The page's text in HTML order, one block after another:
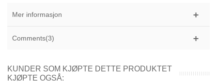
Mer informasjon
Comments(3)
KUNDER SOM KJØPTE DETTE PRODUKTET
KJØPTE OGSÅ: